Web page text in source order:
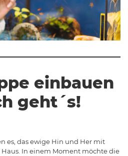
einbauen
geht´s!
es, das ewige Hin und Her mit
In einem Moment möchte die